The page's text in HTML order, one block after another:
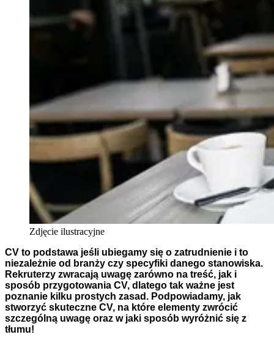
Zdjęcie ilustracyjne
CV to podstawa jeśli ubiegamy się o zatrudnienie i to
niezależnie od branży czy specyfiki danego stanowiska.
Rekruterzy zwracają uwagę zarówno na treść, jak i
sposób przygotowania CV, dlatego tak ważne jest
poznanie kilku prostych zasad. Podpowiadamy, jak
stworzyć skuteczne CV, na które elementy zwrócić
szczególną uwagę oraz w jaki sposób wyróżnić się z
tłumu!